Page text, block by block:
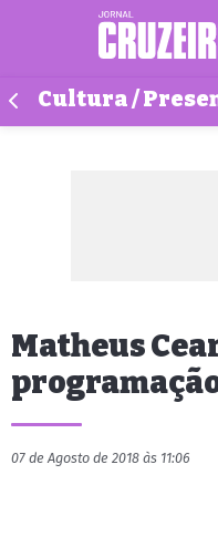
Cultura /
Matheus
07 de Agosto de 2018 às 11:06